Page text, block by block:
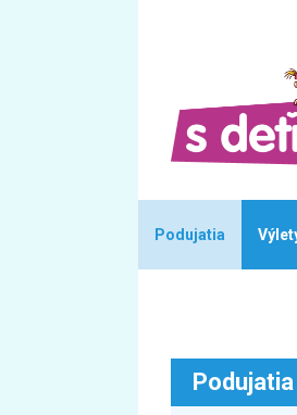
Podujatia
Podujatia